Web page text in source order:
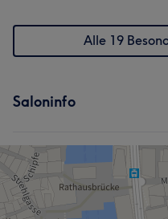
Alle 19
Saloninfo